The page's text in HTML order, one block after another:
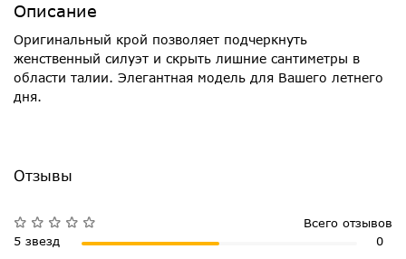
Описание
Оригинальный крой позволяет подчеркнуть
женственный силуэт и скрыть лишние сантиметры в
области талии. Элегантная модель для Вашего летнего
дня.
Отзывы
Всего отзывов
5 звезд
0